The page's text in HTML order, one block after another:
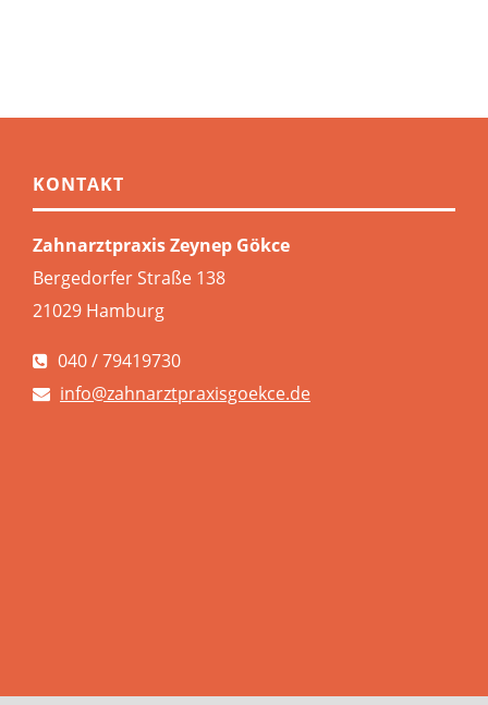
KONTAKT
Zahnarztpraxis Zeynep Gökce
Bergedorfer Straße 138
21029 Hamburg
040 / 79419730
info@zahnarztpraxisgoekce.de